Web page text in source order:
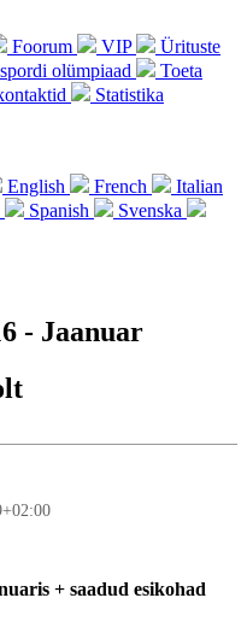
Foorum VIP
Ürituste
olümpiaad
Toeta
Statistika
English French
Italian
Spanish
Svenska
- Jaanuar
+ saadud esikohad